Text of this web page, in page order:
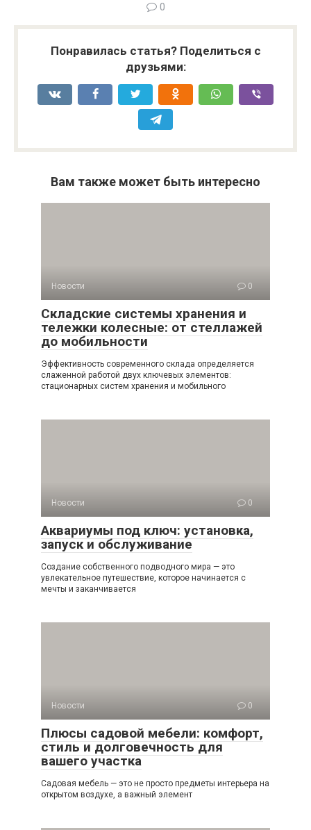
0
Понравилась статья? Поделиться с
друзьями:
Вам также может быть интересно
Новости 0
Складские системы хранения и
тележки колесные: от стеллажей
до мобильности
Эффективность современного склада определяется
слаженной работой двух ключевых элементов:
стационарных систем хранения и мобильного
Новости 0
Аквариумы под ключ: установка,
запуск и обслуживание
Создание собственного подводного мира — это
увлекательное путешествие, которое начинается с
мечты и заканчивается
Новости 0
Плюсы садовой мебели: комфорт,
стиль и долговечность для
вашего участка
Садовая мебель — это не просто предметы интерьера на
открытом воздухе, а важный элемент